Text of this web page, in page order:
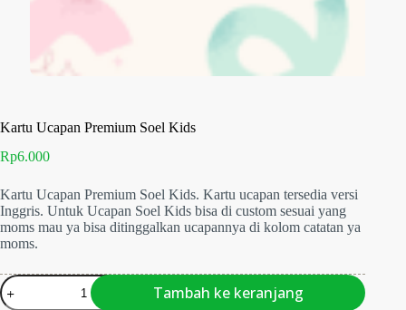
Kartu Ucapan Premium Soel Kids
Rp6.000
Kartu Ucapan Premium Soel Kids. Kartu ucapan tersedia versi
Inggris. Untuk Ucapan Soel Kids bisa di custom sesuai yang
moms mau ya bisa ditinggalkan ucapannya di kolom catatan ya
moms.
Kuantitas
Kartu
Tambah ke keranjang